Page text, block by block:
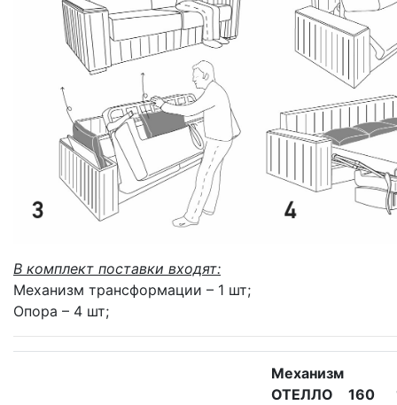
В комплект поставки входят:
Механизм трансформации – 1 шт;
Опора – 4 шт;
Механизм
ОТЕЛЛО 160